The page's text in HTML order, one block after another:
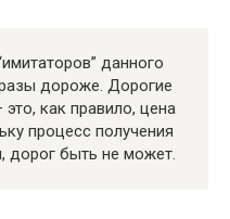
данного
дороже. Дорогие
как правило, цена
процесс получения
дорог быть не может.